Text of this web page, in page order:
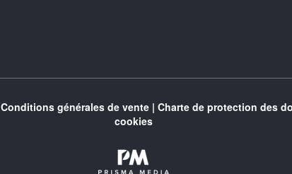
Conditions générales de vente| Charte de protection des
cookies